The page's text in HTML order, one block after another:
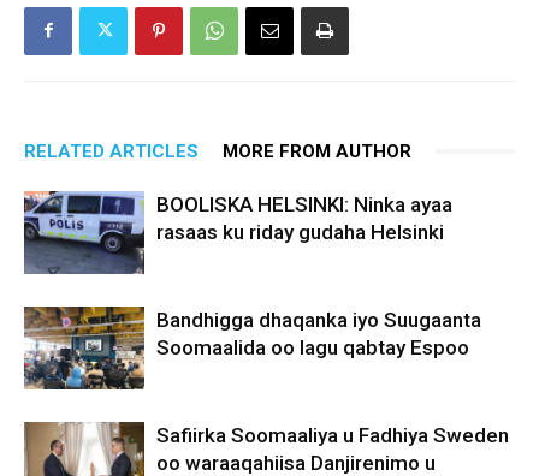
RELATED ARTICLES MORE FROM AUTHOR
BOOLISKA HELSINKI: Ninka ayaa
rasaas ku riday gudaha Helsinki
Bandhigga dhaqanka iyo Suugaanta
Soomaalida oo lagu qabtay Espoo
Safiirka Soomaaliya u Fadhiya Sweden
oo waraaqahiisa Danjirenimo u